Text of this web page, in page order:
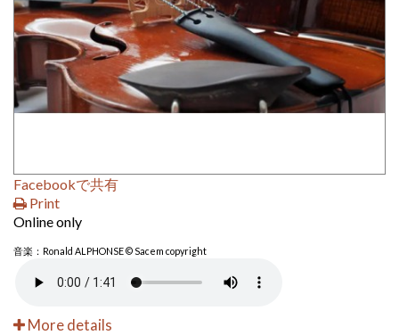
Facebookで共有
Print
Online only
音楽：Ronald ALPHONSE © Sacem copyright
More details